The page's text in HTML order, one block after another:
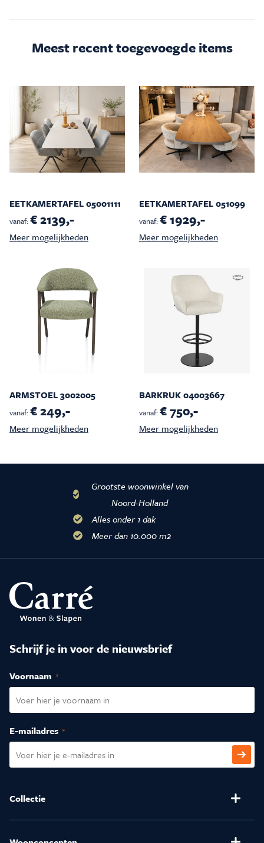
Meest recent toegevoegde items
EETKAMERTAFEL 05001111
vanaf:€ 2139,-
Meer mogelijkheden
EETKAMERTAFEL 051099
vanaf:€ 1929,-
Meer mogelijkheden
ARMSTOEL 3002005
vanaf:€ 249,-
Meer mogelijkheden
BARKRUK 04003667
vanaf:€ 750,-
Meer mogelijkheden
Grootste woonwinkel van
Noord-Holland
Alles onder 1 dak
Meer dan 10.000 m2
Schrijf je in voor de nieuwsbrief
Voornaam (Vereist)
E-mailadres (Vereist)
Collectie